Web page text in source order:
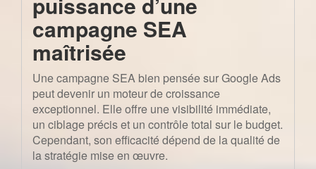
campagne SEA
maîtrisée
Une campagne SEA bien pensée sur Google Ads
peut devenir un moteur de croissance
exceptionnel. Elle offre une visibilité immédiate,
un ciblage précis et un contrôle total sur le budget.
Cependant, son efficacité dépend de la qualité de
la stratégie mise en œuvre.